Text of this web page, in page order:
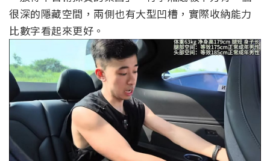
很深的隱藏空間，兩側也有大型凹槽，實際收納能力
比數字看起來更好。